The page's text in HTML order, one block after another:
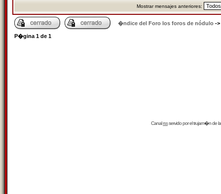
Mostrar mensajes anteriores:
�ndice del Foro los foros de nódulo ->
P�gina 1 de 1
Canalrssservido por eltrujam�nde